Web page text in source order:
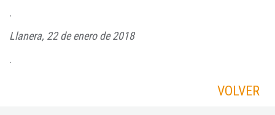
.
Llanera, 22 de enero de 2018
.
VOLVER